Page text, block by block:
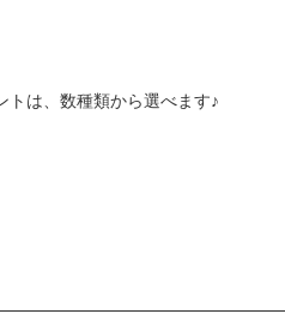
トは、数種類から選べます♪